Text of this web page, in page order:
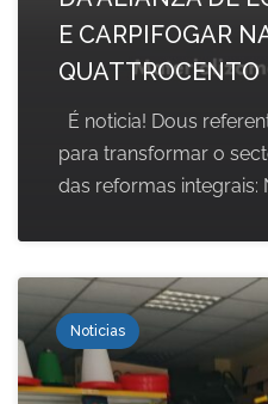
E CARPIFOGAR
QUATTROCENTO
É noticia! Dous
para transformar o
das reformas integrais:
Noticias